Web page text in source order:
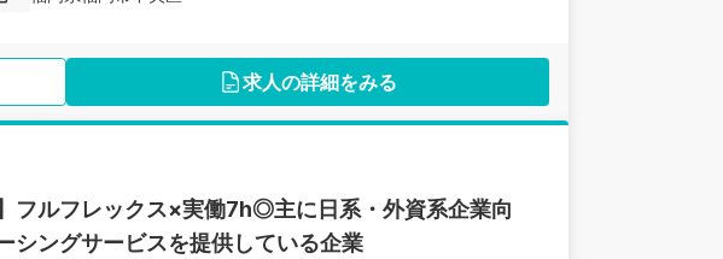
求人の詳細をみる
フルフレックス×実働7h◎主に日系・外資系企業向
シングサービスを提供している企業